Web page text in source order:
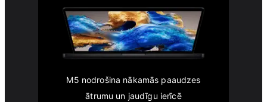
M5 nodrošina nākamās paaudzes
ātrumu un jaudīgu ierīcē